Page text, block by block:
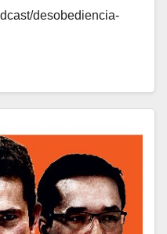
desobediencia-